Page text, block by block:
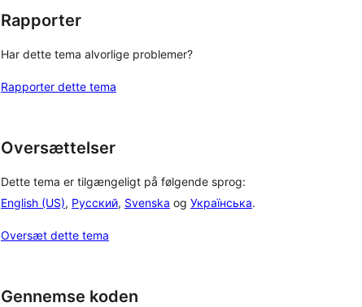
Rapporter
Har dette tema alvorlige problemer?
Rapporter dette tema
Oversættelser
Dette tema er tilgængeligt på følgende sprog:
English (US), Русский, Svenska og Українська.
Oversæt dette tema
Gennemse koden